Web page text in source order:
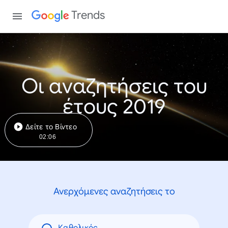
Trends
Οι αναζητήσεις του
έτους 2019
Δείτε το Βίντεο
02:06
Ανερχόμενες αναζητήσεις το